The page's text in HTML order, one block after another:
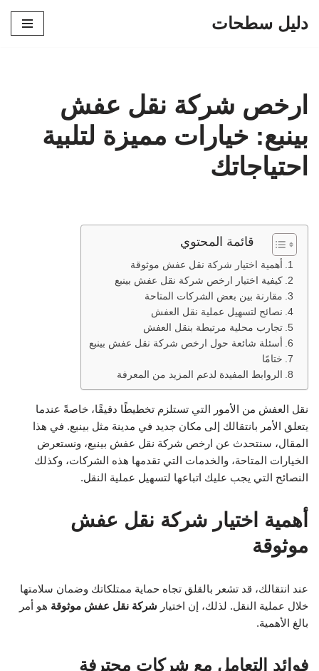
دليل سطحات
ارخص شركة نقل عفش
بينبع: خيارات مميزة لتلبية
احتياجاتك
قائمة المحتوي
أهمية اختيار شركة نقل عفش موثوقة
كيفية اختيار ارخص شركة نقل عفش بينبع
مقارنة بين بعض الشركات المتاحة
نصائح لتسهيل عملية نقل العفش
تجارب محلية مرتبطة بنقل العفش
أسئلة شائعة حول ارخص شركة نقل عفش بينبع
ختامًا
الروابط المفيدة لدعم المزيد من المعرفة
نقل العفش من الأمور التي تستلزم تخطيطًا دقيقًا، خاصةً عندما
يتعلق الأمر بانتقالك إلى مكان جديد في مدينة مثل بينبع. في هذا
المقال، سنتحدث عن ارخص شركة نقل عفش بينبع، ونستعرض
الخيارات المتاحة، والخدمات التي تقدمها هذه الشركات، وكذلك
النصائح التي يجب عليك اتباعها لتسهيل عملية النقل.
أهمية اختيار شركة نقل عفش
موثوقة
عند انتقالك، قد تشعر بالقلق تجاه حماية ممتلكاتك وضمان سلامتها
خلال عملية النقل. لذلك، إن اختيار شركة نقل عفش موثوقة هو أمر
بالغ الأهمية.
فوائد التعامل مع شركات محترفة